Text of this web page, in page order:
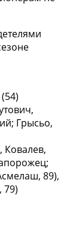
Грысьо,
Ковалев,
89),
79)